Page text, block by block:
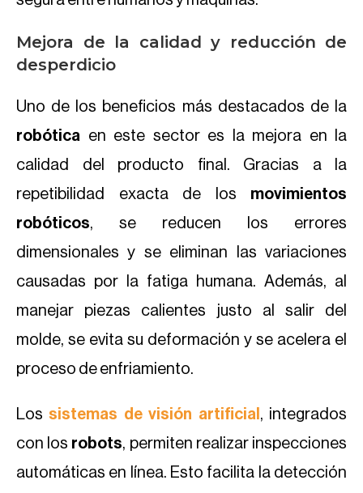
Mejora de la calidad y reducción de
desperdicio
Uno de los beneficios más destacados de la
robótica en este sector es la mejora en la
calidad del producto final. Gracias a la
repetibilidad exacta de los movimientos
robóticos, se reducen los errores
dimensionales y se eliminan las variaciones
causadas por la fatiga humana. Además, al
manejar piezas calientes justo al salir del
molde, se evita su deformación y se acelera el
proceso de enfriamiento.
Los sistemas de visión artificial , integrados
con los robots, permiten realizar inspecciones
automáticas en línea. Esto facilita la detección